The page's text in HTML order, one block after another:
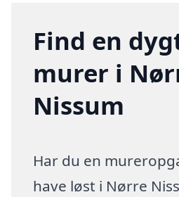
Find en
murer i
Nissum
Har du en
have løst i Nørre